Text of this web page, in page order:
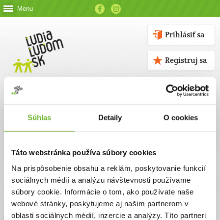
Súhlas Detaily O cookies
Táto webstránka používa súbory cookies
Na prispôsobenie obsahu a reklám, poskytovanie funkcií
sociálnych médií a analýzu návštevnosti používame
súbory cookie. Informácie o tom, ako používate naše
webové stránky, poskytujeme aj našim partnerom v
oblasti sociálnych médií, inzercie a analýzy. Títo partneri
Menu
Prihlásiť sa
Registruj sa
Kontaktné údaje
V prípade akýchkoľvek otázok nás neváhajte kontaktovať
emailom, alebo telefonicky.
ĽUDIA ĽUĎOM, n. o.